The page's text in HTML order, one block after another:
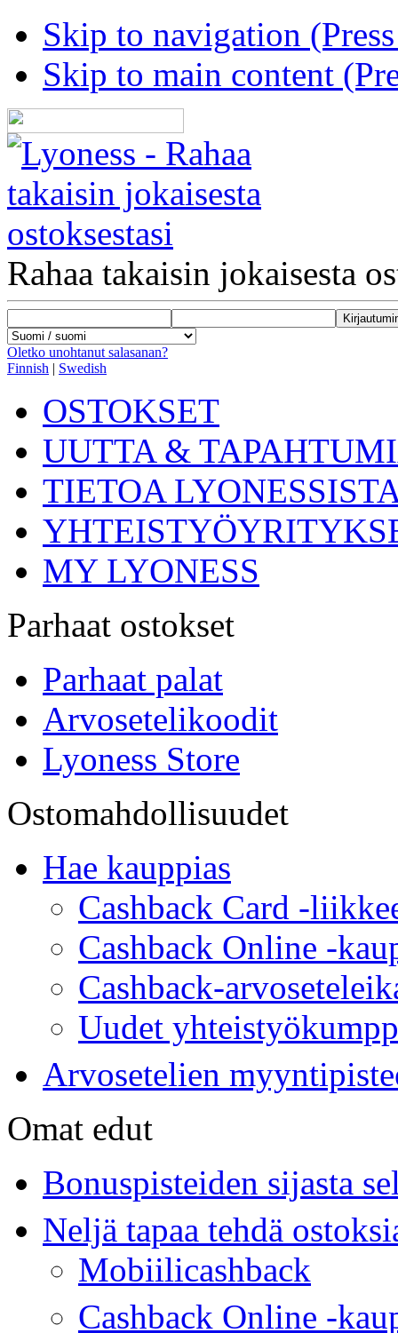
Skip to navigation
Skip to main content
Rahaa takaisin jokaisesta
Oletko unohtanut salasanan?
Finnish | Swedish
OSTOKSET
UUTTA &
TIETOA
MY LYONESS
Parhaat ostokset
Parhaat palat
Arvosetelikoodit
Lyoness Store
Ostomahdollisuudet
Hae kauppias
Cashback Card -
Cashback Online -
Cashback-
Uudet
Arvosetelien
Omat edut
Bonuspisteiden sijasta
Neljä tapaa tehdä
Mobiilicashback
Cashback Online -